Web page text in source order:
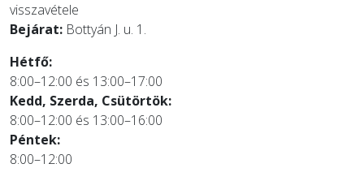
visszavétele
Bejárat: Bottyán J. u. 1.
Hétfő:
8:00–12:00 és 13:00–17:00
Kedd, Szerda, Csütörtök:
8:00–12:00 és 13:00–16:00
Péntek:
8:00–12:00